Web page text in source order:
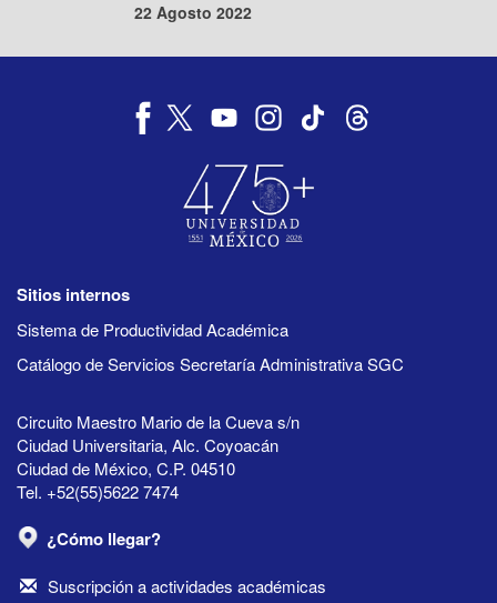
22 Agosto 2022
Sitios internos
Sistema de Productividad Académica
Catálogo de Servicios Secretaría Administrativa SGC
Circuito Maestro Mario de la Cueva s/n
Ciudad Universitaria, Alc. Coyoacán
Ciudad de México, C.P. 04510
Tel. +52(55)5622 7474
¿Cómo llegar?
Suscripción a actividades académicas